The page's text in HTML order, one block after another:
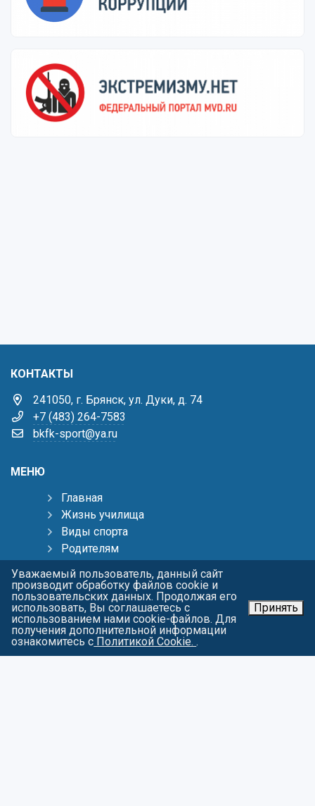
КОНТАКТЫ
241050, г. Брянск, ул. Дуки, д. 74
+7 (483) 264-7583
bkfk-sport@ya.ru
МЕНЮ
Главная
Жизнь училища
Виды спорта
Родителям
Пресс-центр
Контакты
Карта сайта
О персональных данных
Уважаемый пользователь, данный сайт
производит обработку файлов cookie и
пользовательских данных. Продолжая его
использовать, Вы соглашаетесь с
использованием нами cookie-файлов. Для
получения дополнительной информации
ознакомитесь с Политикой Cookie..
Принять